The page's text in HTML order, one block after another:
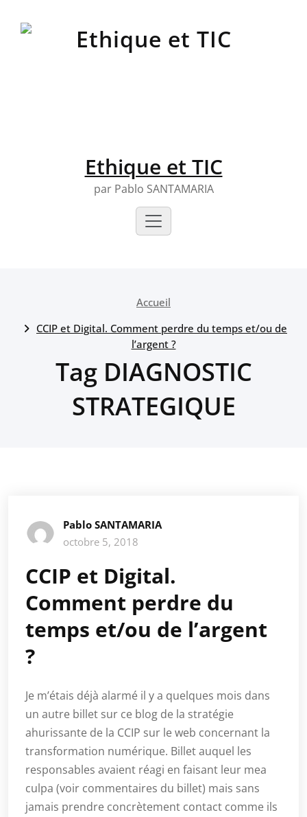
Ethique et TIC
par Pablo SANTAMARIA
Accueil
CCIP et Digital. Comment perdre du temps et/ou de
l’argent ?
Tag DIAGNOSTIC
STRATEGIQUE
Pablo SANTAMARIA
octobre 5, 2018
CCIP et Digital.
Comment perdre du
temps et/ou de l’argent
?
Je m’étais déjà alarmé il y a quelques mois dans
un autre billet sur ce blog de la stratégie
ahurissante de la CCIP sur le web concernant la
transformation numérique. Billet auquel les
responsables avaient réagi en faisant leur mea
culpa (voir commentaires du billet) mais sans
jamais prendre concrètement contact comme ils